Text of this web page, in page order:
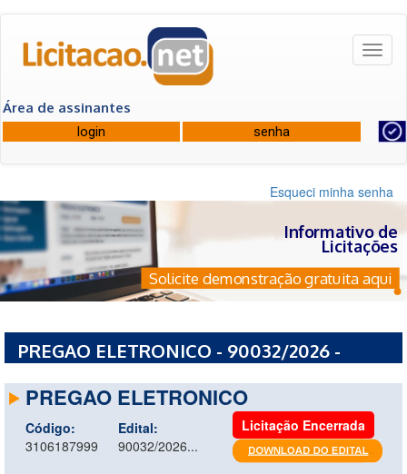
Área de assinantes
Esqueci minha senha
Informativo de
Licitações
Solicite demonstração gratuita aqui
PREGAO ELETRONICO - 90032/2026 -
PREGAO ELETRONICO
Código:
3106187999
Edital:
90032/2026...
Licitação Encerrada